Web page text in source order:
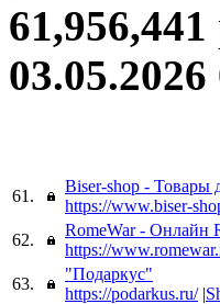
61,956,441
03.05.2026
61.
Biser-shop - Товары
https://www.biser-
62.
RomeWar - Онлайн
https://
63.
"Подаркус"
https://podarkus.ru/ |